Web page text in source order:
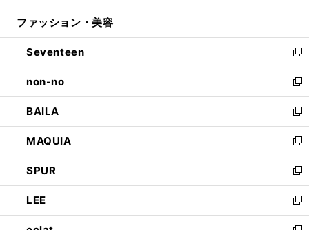
開
ウ
開
く
ン
ウ
で
開
く
ウ
ン
ド
ウ
で
開
く
ファッション・美容
Seventeen
新
し
い
ウ
ィ
ン
ド
ウ
で
開
く
non-no
新
し
い
ウ
ィ
ン
ド
ウ
で
開
BAILA
新
し
い
ウ
ィ
ン
ド
ウ
MAQUIA
新
し
い
ウ
ィ
ン
SPUR
新
し
い
ウ
LEE
新
し